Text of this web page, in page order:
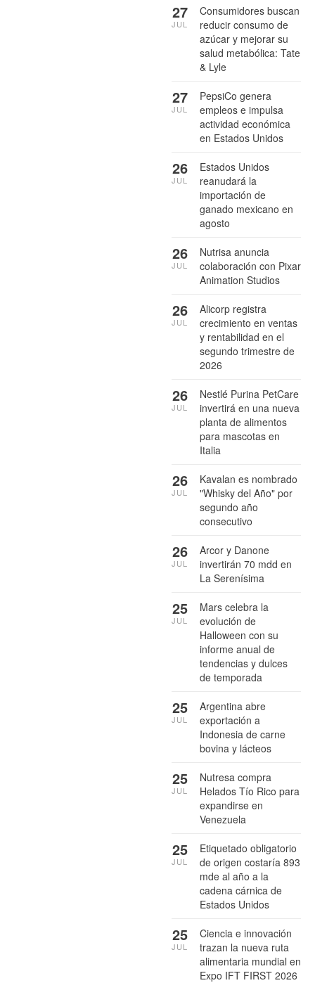
Consumidores buscan
reducir consumo de
azúcar y mejorar su
salud metabólica: Tate
& Lyle
27
JUL
PepsiCo genera
empleos e impulsa
actividad económica
en Estados Unidos
27
JUL
Estados Unidos
reanudará la
importación de
ganado mexicano en
agosto
26
JUL
Nutrisa anuncia
colaboración con Pixar
Animation Studios
26
JUL
Alicorp registra
crecimiento en ventas
y rentabilidad en el
segundo trimestre de
2026
26
JUL
Nestlé Purina PetCare
invertirá en una nueva
planta de alimentos
para mascotas en
Italia
26
JUL
Kavalan es nombrado
"Whisky del Año" por
segundo año
consecutivo
26
JUL
Arcor y Danone
invertirán 70 mdd en
La Serenísima
26
JUL
Mars celebra la
evolución de
Halloween con su
informe anual de
tendencias y dulces
de temporada
25
JUL
Argentina abre
exportación a
Indonesia de carne
bovina y lácteos
25
JUL
Nutresa compra
Helados Tío Rico para
expandirse en
Venezuela
25
JUL
Etiquetado obligatorio
de origen costaría 893
mde al año a la
cadena cárnica de
Estados Unidos
25
JUL
Ciencia e innovación
trazan la nueva ruta
alimentaria mundial en
Expo IFT FIRST 2026
25
JUL